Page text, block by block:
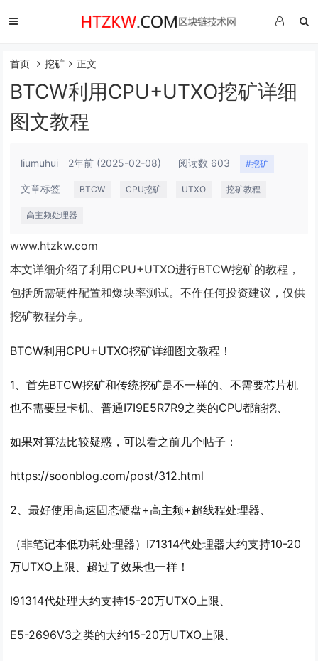
首页 挖矿 正文
BTCW利用CPU+UTXO挖矿详细
图文教程
liumuhui 2年前 (2025-02-08) 阅读数 603 #挖矿
文章标签 BTCW CPU挖矿 UTXO 挖矿教程
高主频处理器
www.htzkw.com
本文详细介绍了利用CPU+UTXO进行BTCW挖矿的教程，
包括所需硬件配置和爆块率测试。不作任何投资建议，仅供
挖矿教程分享。
BTCW利用CPU+UTXO挖矿详细图文教程！
1、首先BTCW挖矿和传统挖矿是不一样的、不需要芯片机
也不需要显卡机、普通I7I9E5R7R9之类的CPU都能挖、
如果对算法比较疑惑，可以看之前几个帖子：
https://soonblog.com/post/312.html
2、最好使用高速固态硬盘+高主频+超线程处理器、
（非笔记本低功耗处理器）I71314代处理器大约支持10-20
万UTXO上限、超过了效果也一样！
I91314代处理大约支持15-20万UTXO上限、
E5-2696V3之类的大约15-20万UTXO上限、